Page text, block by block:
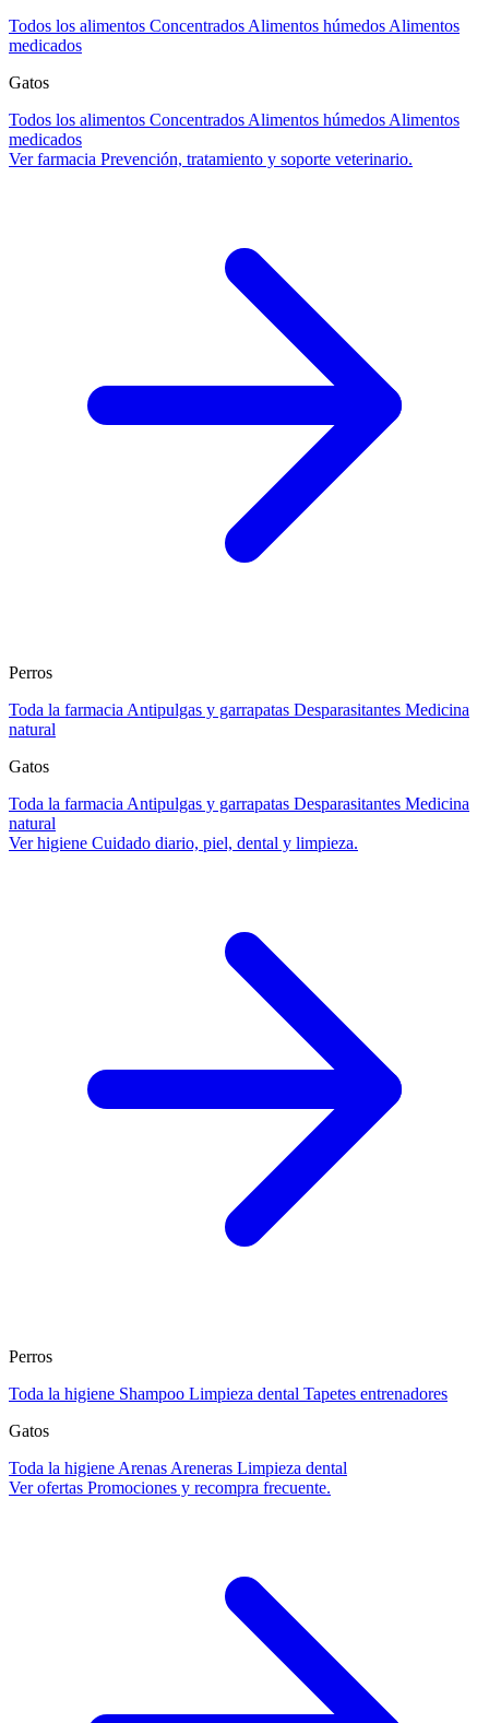
Todos los alimentos Concentrados Alimentos húmedos Alimentos
medicados
Gatos
Todos los alimentos Concentrados Alimentos húmedos Alimentos
medicados
Ver farmacia Prevención, tratamiento y soporte veterinario.
Perros
Toda la farmacia Antipulgas y garrapatas Desparasitantes Medicina
natural
Gatos
Toda la farmacia Antipulgas y garrapatas Desparasitantes Medicina
natural
Ver higiene Cuidado diario, piel, dental y limpieza.
Perros
Toda la higiene Shampoo Limpieza dental Tapetes entrenadores
Gatos
Toda la higiene Arenas Areneras Limpieza dental
Ver ofertas Promociones y recompra frecuente.